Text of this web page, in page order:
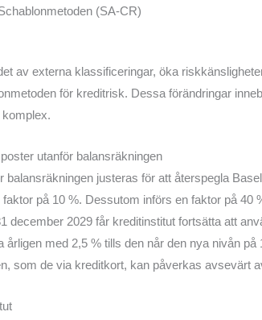
(SA-CR)
av externa klassificeringar, öka
för kreditrisk. Dessa förändringar
utanför balansräkningen
balansräkningen justeras för att återspegla
på 10 %. Dessutom införs en faktor på
december 2029 får kreditinstitut fortsätta att
årligen med 2,5 % tills den når den nya nivån
som de via kreditkort, kan påverkas avsevärt